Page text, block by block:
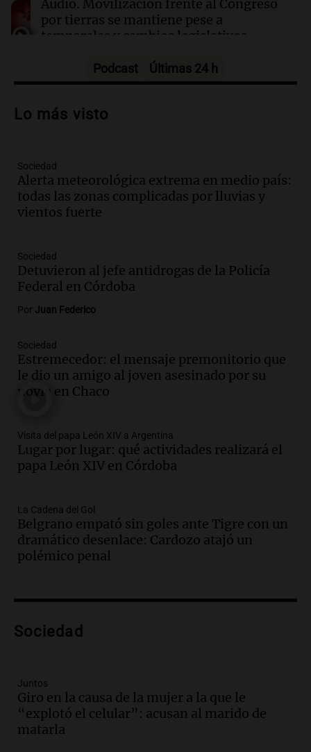
pedir comida y reservar hoteles
Audio. Movilización frente al Congreso
por tierras se mantiene pese a
temporales y cambios legislativos
Audio.Monseñor Raúl Pizarro Travers es
Conferencia Episcopal Argentina.
Audio.
suministro eléctrico en la zona AMBA
por intensas lluvias
Panorama Federal
Audio.
en el AMBA por intensas lluvias y
ráfagas de viento
Episodios
sanciones para erradicar escapes libres y
mejorar la seguridad vial
Panorama Federal
Episodios
urgencia de resolver la crisis educativa
en Tierra del Fuego
Panorama Federal
Audio. Policía de Bariloche condenada a
seis meses de prisión por presentar
certificados médicos falsos
Panorama Federal
Episodios
40% en la Unidad de Cuenta Municipal
Panorama Federal
contra proyecto de inviolabilidad de la
propiedad privada
Panorama Federal
Episodios
Podcast Últimas 24 h
Lo más visto
Sociedad
Alerta meteorológica extrema en medio país:
todas las zonas complicadas por lluvias y
vientos fuerte
Sociedad
Detuvieron al jefe antidrogas de la Policía
Federal en Córdoba
Por Juan Federico
Sociedad
Estremecedor: el mensaje premonitorio que
le dio un amigo al joven asesinado por su
novia en Chaco
Visita del papa León XIV a Argentina
Lugar por lugar: qué actividades realizará el
papa León XIV en Córdoba
La Cadena del Gol
Belgrano empató sin goles ante Tigre con un
dramático desenlace: Cardozo atajó un
polémico penal
Sociedad
Juntos
Giro en la causa de la mujer a la que le
“explotó el celular”: acusan al marido de
matarla